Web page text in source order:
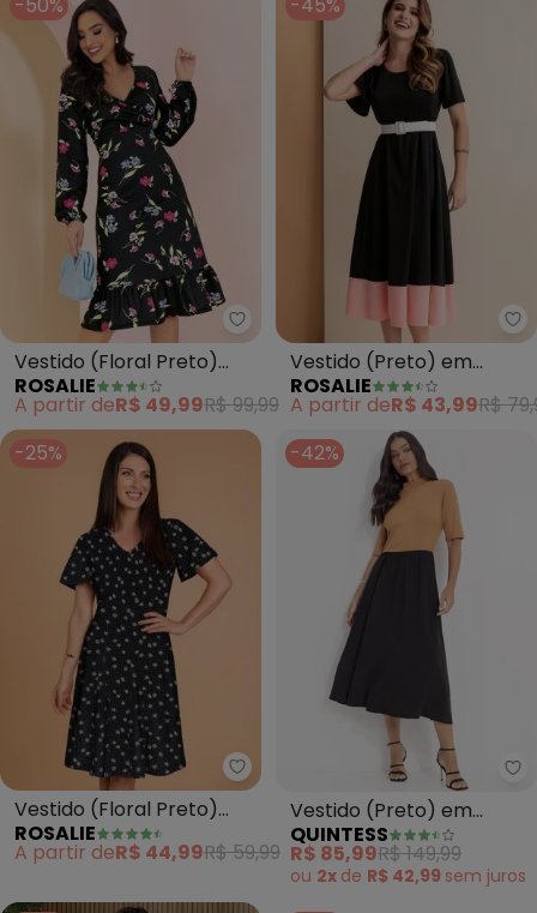
Rosalie - Vestido (Floral Preto)
Vestido (Floral Preto)
com Babado
ROSALIE
A partir deR$ 49,99R$ 99,99
Vestido (Preto) em
Malha
ROSALIE
A partir deR$ 43,99R$
-25%
Rosalie - Vestido (Floral Preto)
Vestido (Floral Preto)
Evasê
ROSALIE
A partir deR$ 44,99R$ 59,99
-42%
Vestido (Preto) em
Viscose Plana
QUINTESS
R$ 85,99R$ 149,99
ou 2x de R$ 42,99 sem juros